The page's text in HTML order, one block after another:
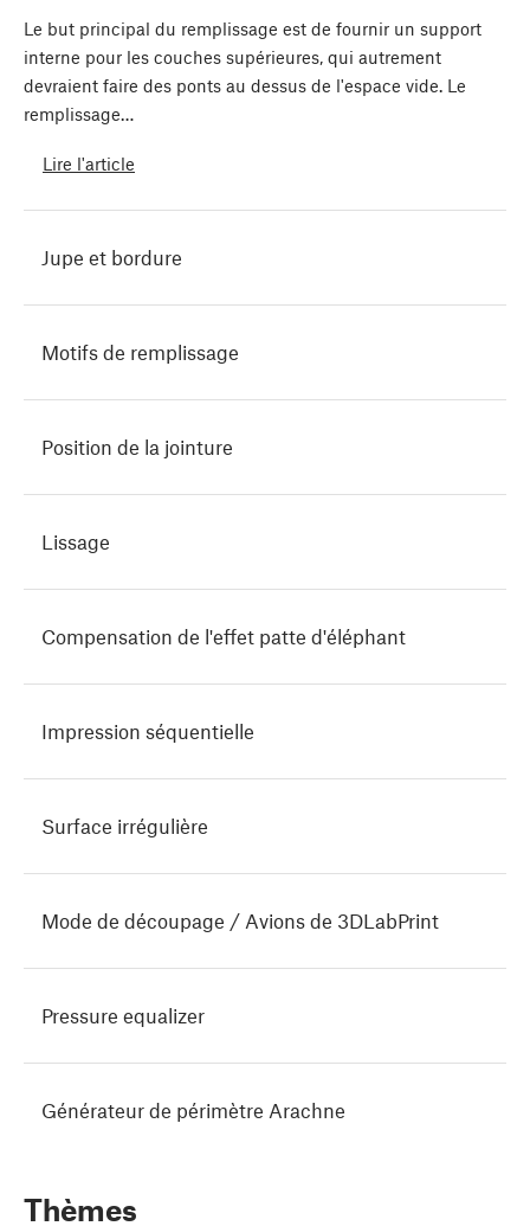
Le but principal du remplissage est de fournir un support
interne pour les couches supérieures, qui autrement
devraient faire des ponts au dessus de l'espace vide. Le
remplissage…
Lire l'article
Jupe et bordure
Motifs de remplissage
Position de la jointure
Lissage
Compensation de l'effet patte d'éléphant
Impression séquentielle
Surface irrégulière
Mode de découpage / Avions de 3DLabPrint
Pressure equalizer
Générateur de périmètre Arachne
Thèmes